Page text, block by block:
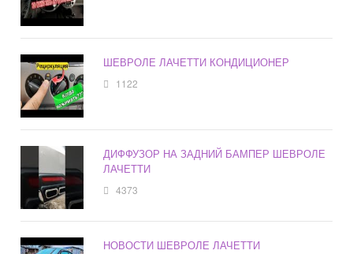
ШЕВРОЛЕ ЛАЧЕТТИ КОНДИЦИОНЕР
1122
ДИФФУЗОР НА ЗАДНИЙ БАМПЕР ШЕВРОЛЕ
ЛАЧЕТТИ
4373
НОВОСТИ ШЕВРОЛЕ ЛАЧЕТТИ